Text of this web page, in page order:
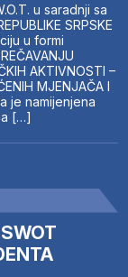
u saradnji sa
SRPSKE
u formi
AKTIVNOSTI –
MJENJAČA I
je namijenjena
[…]